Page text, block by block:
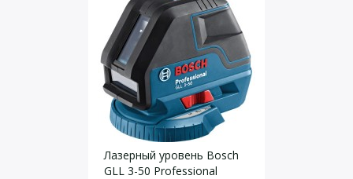
Лазерный уровень Bosch
GLL 3-50 Professional